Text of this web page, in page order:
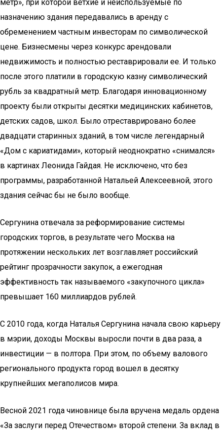
метр», при которой ветхие и неиспользуемые по
назначению здания передавались в аренду с
обременением частным инвесторам по символической
цене. Бизнесмены через конкурс арендовали
недвижимость и полностью реставрировали ее. И только
после этого платили в городскую казну символический
рубль за квадратный метр. Благодаря инновационному
проекту были открыты десятки медицинских кабинетов,
детских садов, школ. Было отреставрировано более
двадцати старинных зданий, в том числе легендарный
«Дом с кариатидами», который неоднократно «снимался»
в картинах Леонида Гайдая. Не исключено, что без
программы, разработанной Натальей Алексеевной, этого
здания сейчас бы не было вообще.
Сергунина отвечала за реформирование системы
городских торгов, в результате чего Москва на
протяжении нескольких лет возглавляет российский
рейтинг прозрачности закупок, а ежегодная
эффективность так называемого «закупочного цикла»
превышает 160 миллиардов рублей.
С 2010 года, когда Наталья Сергунина начала свою карьеру
в мэрии, доходы Москвы выросли почти в два раза, а
инвестиции — в полтора. При этом, по объему валового
регионального продукта город вошел в десятку
крупнейших мегаполисов мира.
Весной 2021 года чиновнице была вручена медаль ордена
«За заслуги перед Отечеством» второй степени. За вклад в